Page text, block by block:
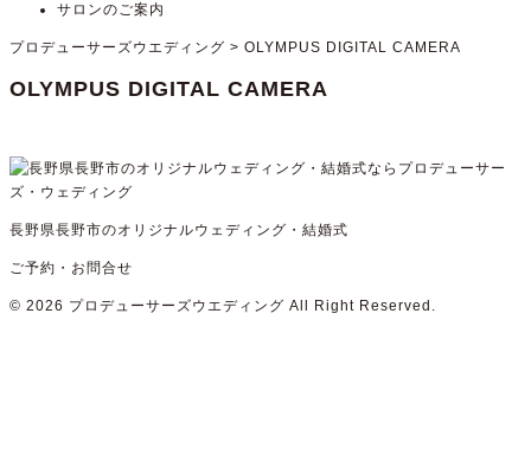
サロンのご案内
プロデューサーズウエディング > OLYMPUS DIGITAL CAMERA
OLYMPUS DIGITAL CAMERA
長野県長野市のオリジナルウェディング・結婚式
ご予約・お問合せ
© 2026 プロデューサーズウエディング All Right Reserved.